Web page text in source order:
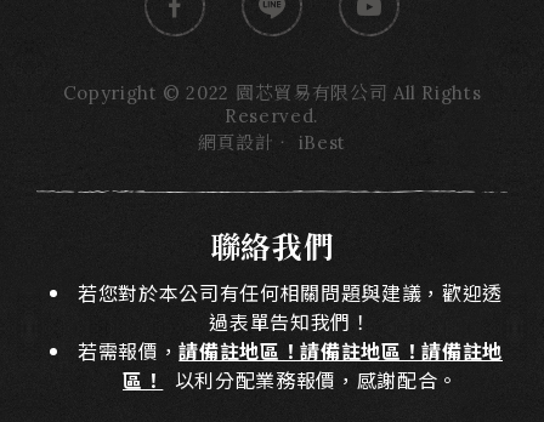
Copyright © 2022 園芯貿易有限公司 All Rights
Reserved.
網頁設計 ‧ iBest
聯絡我們
若您對於本公司有任何相關問題與建議，歡迎透
過表單告知我們！
若需報價，請備註地區！請備註地區！請備註地
區！
以利分配業務報價，感謝配合。